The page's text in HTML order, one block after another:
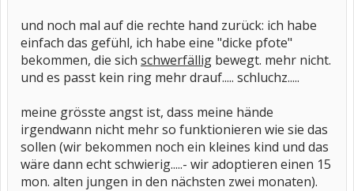
und noch mal auf die rechte hand zurück: ich habe
einfach das gefühl, ich habe eine "dicke pfote"
bekommen, die sich schwerfällig bewegt. mehr nicht.
und es passt kein ring mehr drauf..... schluchz.....
meine grösste angst ist, dass meine hände
irgendwann nicht mehr so funktionieren wie sie das
sollen (wir bekommen noch ein kleines kind und das
wäre dann echt schwierig.....- wir adoptieren einen 15
mon. alten jungen in den nächsten zwei monaten).